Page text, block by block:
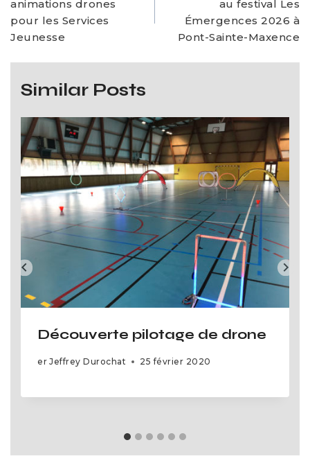
animations drones
pour les Services
Jeunesse
au festival Les
Émergences 2026 à
Pont-Sainte-Maxence
Similar Posts
Découverte pilotage de drone
er Jeffrey Durochat 25 février 2020